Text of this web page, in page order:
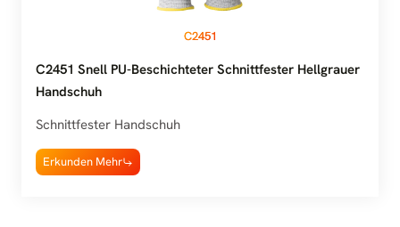
C2451
C2451 Snell PU-Beschichteter Schnittfester Hellgrauer
Handschuh
Schnittfester Handschuh
Erkunden Mehr